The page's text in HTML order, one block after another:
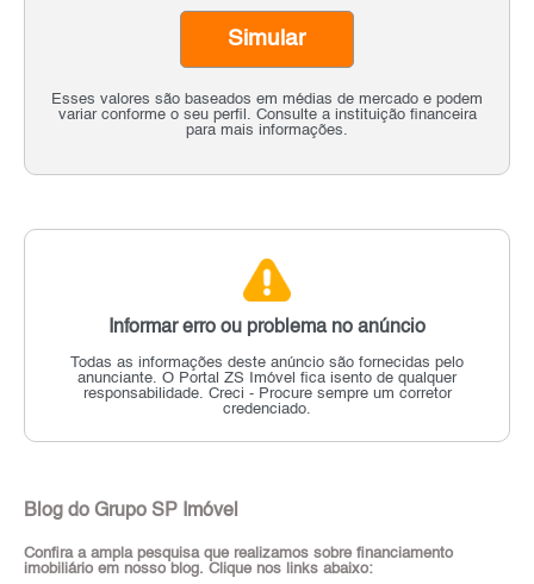
Esses valores são baseados em médias de mercado e podem
variar conforme o seu perfil. Consulte a instituição financeira
para mais informações.
Simular
Informar erro ou problema no anúncio
Todas as informações deste anúncio são fornecidas pelo
anunciante. O Portal ZS Imóvel fica isento de qualquer
responsabilidade. Creci - Procure sempre um corretor
credenciado.
Blog do Grupo SP Imóvel
Confira a ampla pesquisa que realizamos sobre financiamento
imobiliário em nosso blog. Clique nos links abaixo: